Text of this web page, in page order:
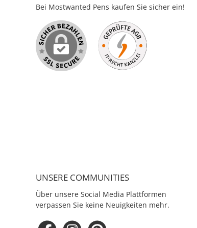
Bei Mostwanted Pens kaufen Sie sicher ein!
UNSERE COMMUNITIES
Über unsere Social Media Plattformen
verpassen Sie keine Neuigkeiten mehr.